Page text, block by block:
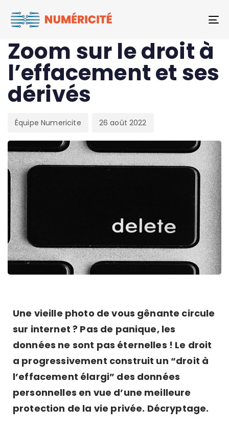
IN:
JURIDIQUE
Zoom sur le droit à
l’effacement et ses
dérivés
Équipe Numericite
on:
26 août 2022
Une vieille photo de vous gênante circule
sur internet ? Pas de panique, les
données ne sont pas éternelles ! Le droit
a progressivement construit un “droit à
l’effacement élargi” des données
personnelles en vue d’une meilleure
protection de la vie privée. Décryptage.